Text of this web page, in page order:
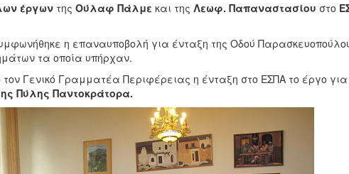
έργωντης Ούλαφ Πάλμε και της Λεωφ. Παπαναστασίου στο
η επαναυποβολή για ένταξη της Οδού
τα οποία υπήρχαν.
Γενικό Γραμματέα Περιφέρειας η ένταξη στο ΕΣΠΑ το έργο για
Πύλης Παντοκράτορα.